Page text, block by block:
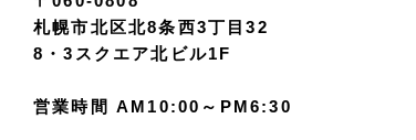
札幌市北区北8条西3丁目32
8・3スクエア北ビル1F
営業時間 AM10:00～PM6:30